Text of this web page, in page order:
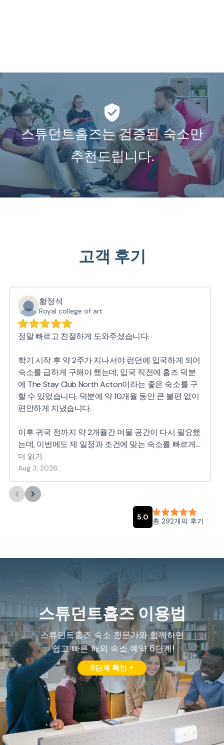
스튜던트홈즈는 검증된 숙소만
추천드립니다.
고객 후기
스튜던트홈즈 이용법
스튜던트홈즈 숙소 전문가와 함께하면
쉽고 빠른 해외 숙소 예약 6단계!
6단계 확인 +